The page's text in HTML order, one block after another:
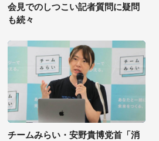
会見でのしつこい記者質問に疑問
も続々
チームみらい・安野貴博党首「消